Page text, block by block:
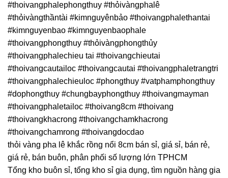
#thoivangphalephongthuy #thỏivàngphalê
#thỏivàngthầntài #kimnguyênbảo #thoivangphalethantai
#kimnguyenbao #kimnguyenbaophale
#thoivangphongthuy #thỏivàngphongthủy
#thoivangphalechieu tai #thoivangchieutai
#thoivangcautailoc #thoivangcautai #thoivangphaletrangtri
#thoivangphalechieuloc #phongthuy #vatphamphongthuy
#dophongthuy #chungbayphongthuy #thoivangmayman
#thoivangphaletailoc #thoivang8cm #thoivang
#thoivangkhacrong #thoivangchamkhacrong
#thoivangchamrong #thoivangdocdao
thỏi vàng pha lê khắc rồng nổi 8cm bán sỉ, giá sỉ, bán rẻ,
giá rẻ, bán buôn, phân phối số lượng lớn TPHCM
Tổng kho buôn sỉ, tổng kho sỉ gia dụng, tìm nguồn hàng gia